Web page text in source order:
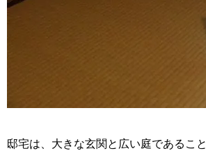
邸宅は、大きな玄関と広い庭であること